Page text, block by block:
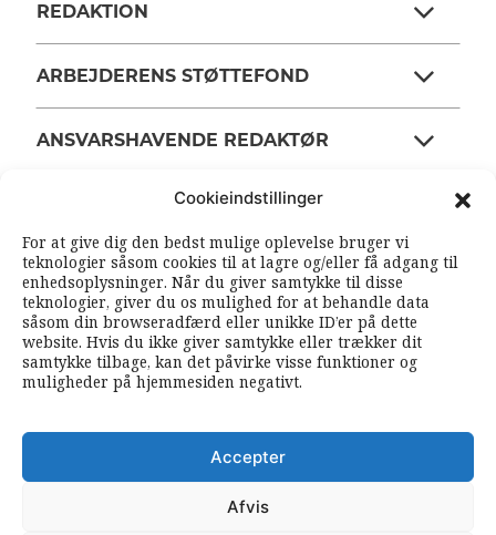
Cookieindstillinger
For at give dig den bedst mulige oplevelse bruger vi
teknologier såsom cookies til at lagre og/eller få adgang til
enhedsoplysninger. Når du giver samtykke til disse
teknologier, giver du os mulighed for at behandle data
såsom din browseradfærd eller unikke ID’er på dette
website. Hvis du ikke giver samtykke eller trækker dit
samtykke tilbage, kan det påvirke visse funktioner og
muligheder på hjemmesiden negativt.
Accepter
Afvis
REDAKTION
ARBEJDERENS STØTTEFOND
ANSVARSHAVENDE REDAKTØR
SOUNDCLOUD RSS FEEDS
FØLG ARBEJDEREN